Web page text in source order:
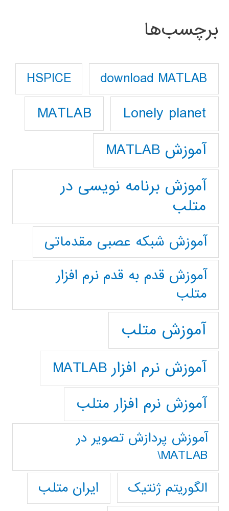
برچسب‌ها
download MATLAB
HSPICE
Lonely planet
MATLAB
آموزش MATLAB
آموزش برنامه نویسی در
متلب
آموزش شبکه عصبی مقدماتی
آموزش قدم به قدم نرم افزار
متلب
آموزش متلب
آموزش نرم افزار MATLAB
آموزش نرم افزار متلب
آموزش پردازش تصوير در
MATLAB\
الگوریتم ژنتیک
ایران متلب